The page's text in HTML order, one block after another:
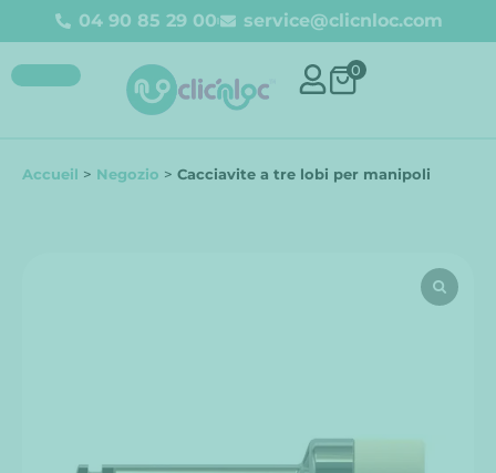
04 90 85 29 00 service@clicnloc.com
0
Accueil > Negozio > Cacciavite a tre lobi per manipoli